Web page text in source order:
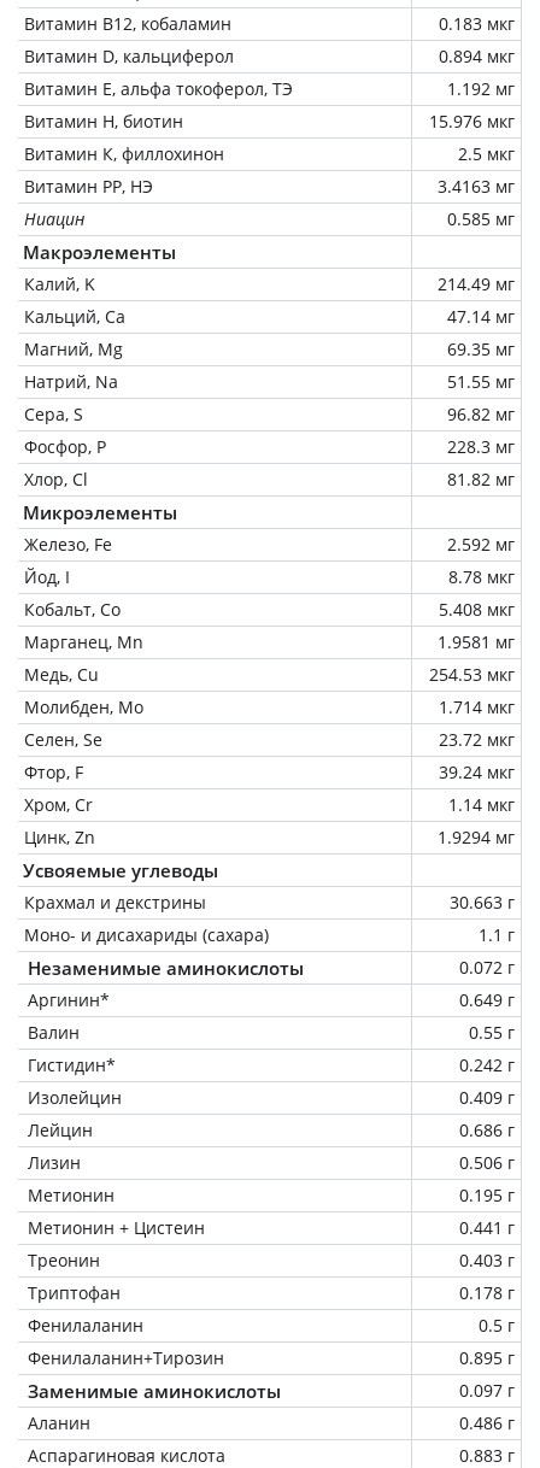
Витамин В12, кобаламин
0.183 мкг
Витамин D, кальциферол
0.894 мкг
Витамин Е, альфа токоферол, ТЭ
1.192 мг
Витамин Н, биотин
15.976 мкг
Витамин К, филлохинон
2.5 мкг
Витамин РР, НЭ
3.4163 мг
Ниацин
0.585 мг
Макроэлементы
Калий, K
214.49 мг
Кальций, Ca
47.14 мг
Магний, Mg
69.35 мг
Натрий, Na
51.55 мг
Сера, S
96.82 мг
Фосфор, P
228.3 мг
Хлор, Cl
81.82 мг
Микроэлементы
Железо, Fe
2.592 мг
Йод, I
8.78 мкг
Кобальт, Co
5.408 мкг
Марганец, Mn
1.9581 мг
Медь, Cu
254.53 мкг
Молибден, Mo
1.714 мкг
Селен, Se
23.72 мкг
Фтор, F
39.24 мкг
Хром, Cr
1.14 мкг
Цинк, Zn
1.9294 мг
Усвояемые углеводы
Крахмал и декстрины
30.663 г
Моно- и дисахариды (сахара)
1.1 г
Незаменимые аминокислоты
0.072 г
Аргинин*
0.649 г
Валин
0.55 г
Гистидин*
0.242 г
Изолейцин
0.409 г
Лейцин
0.686 г
Лизин
0.506 г
Метионин
0.195 г
Метионин + Цистеин
0.441 г
Треонин
0.403 г
Триптофан
0.178 г
Фенилаланин
0.5 г
Фенилаланин+Тирозин
0.895 г
Заменимые аминокислоты
0.097 г
Аланин
0.486 г
Аспарагиновая кислота
0.883 г